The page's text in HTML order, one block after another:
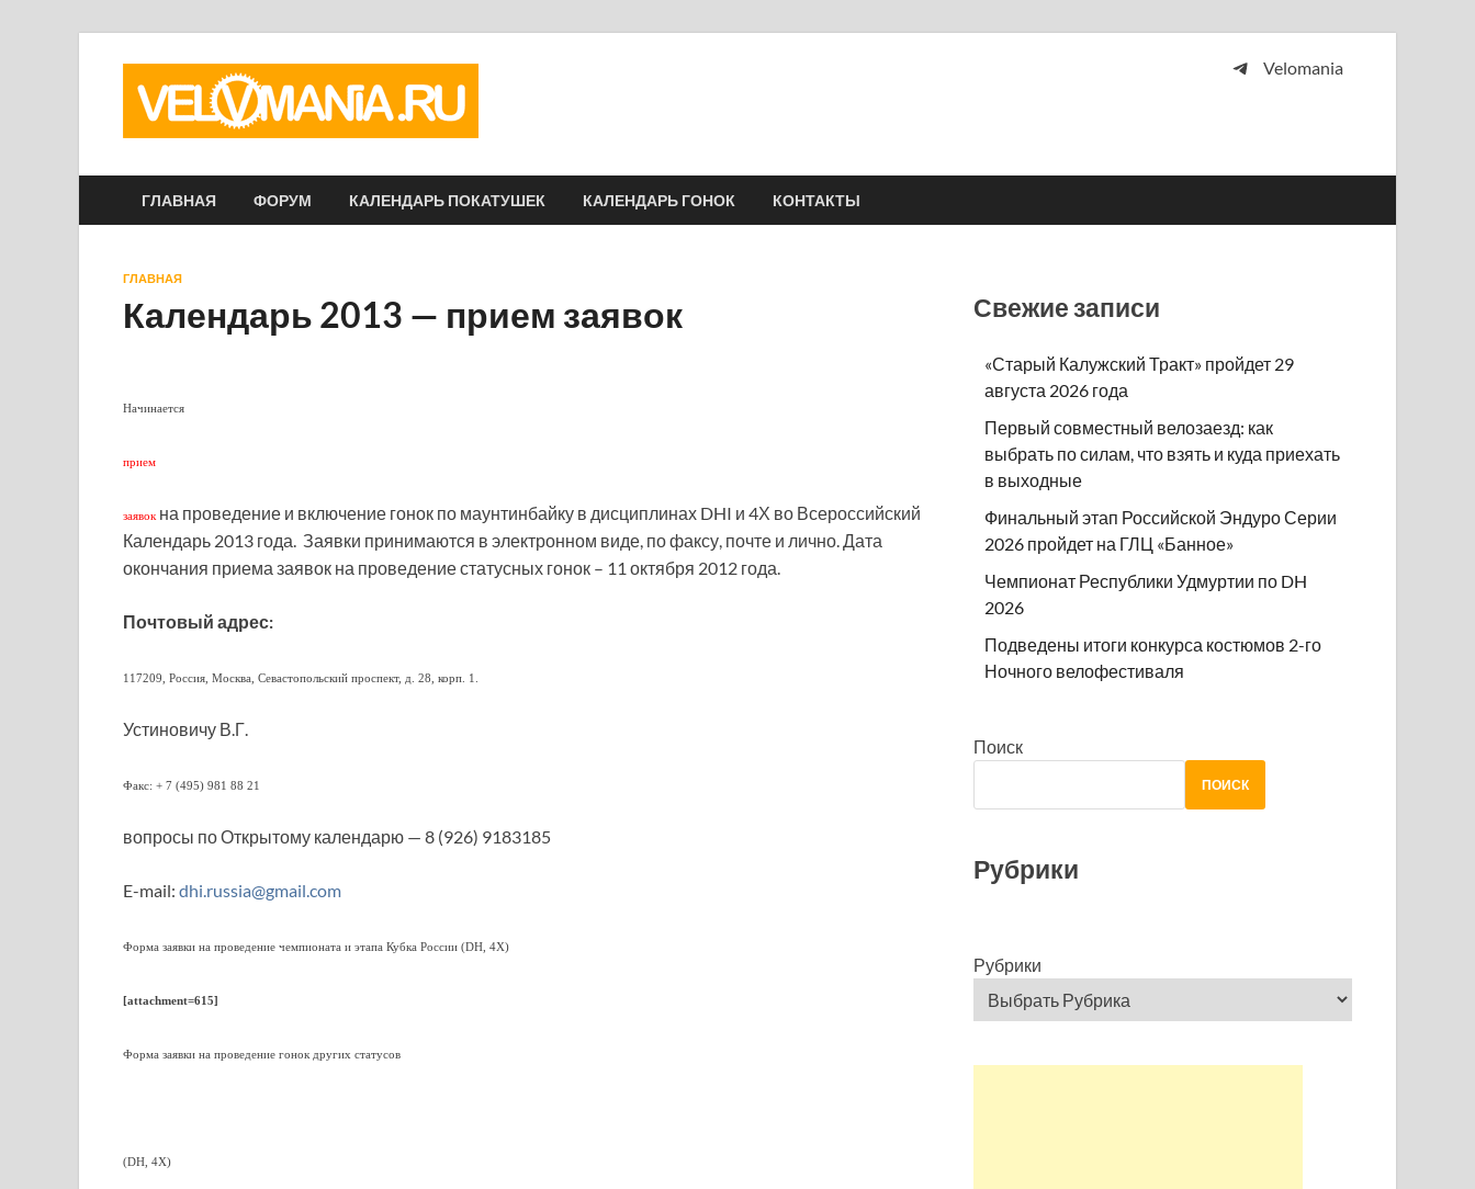
Velomania
ГЛАВНАЯ ФОРУМ КАЛЕНДАРЬ ПОКАТУШЕК КАЛЕНДАРЬ ГОНОК КОНТАКТЫ
ГЛАВНАЯ
Календарь 2013 — прием заявок
Начинается
прием
заявок на проведение и включение гонок по маунтинбайку в дисциплинах DHI и 4Х во Всероссийский
Календарь 2013 года. Заявки принимаются в электронном виде, по факсу, почте и лично. Дата
окончания приема заявок на проведение статусных гонок – 11 октября 2012 года.
Почтовый адрес:
117209, Россия, Москва, Севастопольский проспект, д. 28, корп. 1.
Устиновичу В.Г.
Факс: + 7 (495) 981 88 21
вопросы по Открытому календарю — 8 (926) 9183185
E-mail: dhi.russia@gmail.com
Форма заявки на проведение чемпионата и этапа Кубка России (DH, 4X)
[attachment=615]
Форма заявки на проведение гонок других статусов
(DH, 4X)
Свежие записи
«Старый Калужский Тракт» пройдет 29
августа 2026 года
Первый совместный велозаезд: как
выбрать по силам, что взять и куда приехать
в выходные
Финальный этап Российской Эндуро Серии
2026 пройдет на ГЛЦ «Банное»
Чемпионат Республики Удмуртии по DH
2026
Подведены итоги конкурса костюмов 2-го
Ночного велофестиваля
Поиск
ПОИСК
Рубрики
Рубрики